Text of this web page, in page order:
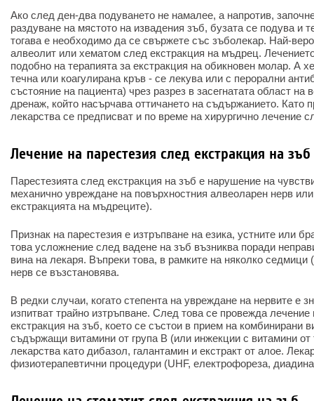
Ако след ден-два подуването не намалее, а напротив,
раздуване на мястото на извадения зъб, бузата се подува и
тогава е необходимо да се свържете със зъболекар. Най-
алвеолит или хематом след екстракция на мъдрец.
подобно на терапията за екстракция на обикновен молар. А
течна или коагулирана кръв - се лекува или с перорални
състояние на пациента) чрез разрез в засегнатата област на
дренаж, който насърчава оттичането на съдържанието. Като
лекарства се предписват и по време на хирургично лечение
Лечение на парестезия след екстракция на зъб
Парестезията след екстракция на зъб е нарушение на
механично увреждане на повърхностния алвеоларен нерв
екстракцията на мъдреците).
Признак на парестезия е изтръпване на езика, устните или
това усложнение след вадене на зъб възниква поради
вина на лекаря. Въпреки това, в рамките на няколко седмици
нерв се възстановява.
В редки случаи, когато степента на увреждане на нервите е
изпитват трайно изтръпване. След това се провежда лечение
екстракция на зъб, което се състои в прием на комбинирани
съдържащи витамини от група В (или инжекции с витамини от
лекарства като дибазол, галантамин и екстракт от алое.
физиотерапевтични процедури (UHF, електрофореза,